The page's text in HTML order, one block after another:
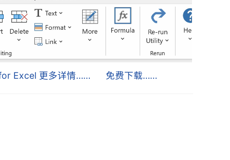
Excel 更多详情…… 免费下载……